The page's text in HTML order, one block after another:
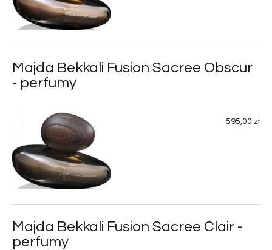
Majda Bekkali Fusion Sacree Obscur
- perfumy
595,00 zł
Majda Bekkali Fusion Sacree Clair -
perfumy